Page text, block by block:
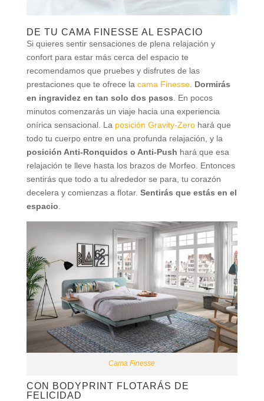
DE TU CAMA FINESSE AL ESPACIO
Si quieres sentir sensaciones de plena relajación y
confort para estar más cerca del espacio te
recomendamos que pruebes y disfrutes de las
prestaciones que te ofrece la cama Finesse. Dormirás
en ingravidez en tan solo dos pasos . En pocos
minutos comenzarás un viaje hacia una experiencia
onírica sensacional. La posición Gravity-Zerohará que
todo tu cuerpo entre en una profunda relajación, y la
posición Anti-Ronquidos o Anti-Push hará que esa
relajación te lleve hasta los brazos de Morfeo. Entonces
sentirás que todo a tu alrededor se para, tu corazón
decelera y comienzas a flotar. Sentirás que estás en el
espacio
Cama Finesse
CON BODYPRINT FLOTARÁS DE
FELICIDAD